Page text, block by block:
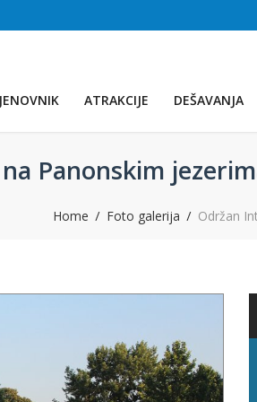
ATRAKCIJE DEŠAVANJA
Panonskim
Home Foto galerija Održan
PRVO JEZERO